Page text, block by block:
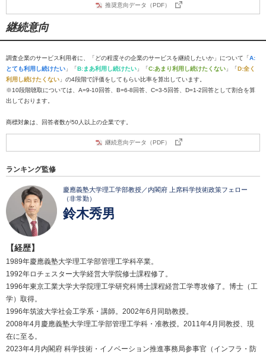
推奨意向データ（PDF）
継続意向
調査企業のサービス利用者に、「どの程度その企業のサービスを継続したいか」について「A:
とても利用し続けたい 」「B:まあ利用し続けたい 」「C:あまり利用し続けたくない 」「D:全く
利用し続けたくない 」の4段階で評価をしてもらい比率を算出しています。
※10段階聴取については、A=9-10回答、B=6-8回答、C=3-5回答、D=1-2回答として割合を算
出しております。
商標対象は、回答者数が50人以上の企業です。
継続意向データ（PDF）
ランキング監修
慶應義塾大学理工学部教授／内閣府 上席科学技術政策フェロー
（非常勤）
鈴木秀男
【経歴】
1989年慶應義塾大学理工学部管理工学科卒業。
1992年ロチェスター大学経営大学院修士課程修了。
1996年東京工業大学大学院理工学研究科博士課程経営工学専攻修了。博士（工
学）取得。
1996年筑波大学社会工学系・講師。2002年6月同助教授。
2008年4月慶應義塾大学理工学部管理工学科・准教授。2011年4月同教授、現
在に至る。
2023年4月内閣府 科学技術・イノベーション推進事務局参事官（インフラ・防